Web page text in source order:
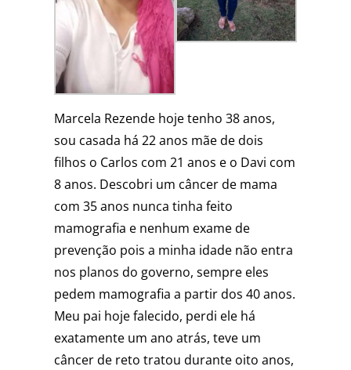
Marcela Rezende hoje tenho 38 anos,
sou casada há 22 anos mãe de dois
filhos o Carlos com 21 anos e o Davi com
8 anos. Descobri um câncer de mama
com 35 anos nunca tinha feito
mamografia e nenhum exame de
prevenção pois a minha idade não entra
nos planos do governo, sempre eles
pedem mamografia a partir dos 40 anos.
Meu pai hoje falecido, perdi ele há
exatamente um ano atrás, teve um
câncer de reto tratou durante oito anos,